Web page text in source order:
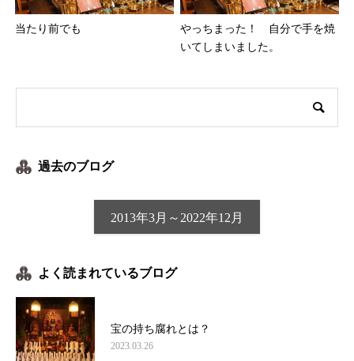
当たり前でも
やっちまった！ 自分で手を焼
いてしまいました。
過去のブログ
2013年3月～2022年12月
よく読まれているブログ
宝の持ち腐れとは？
2023.03.26